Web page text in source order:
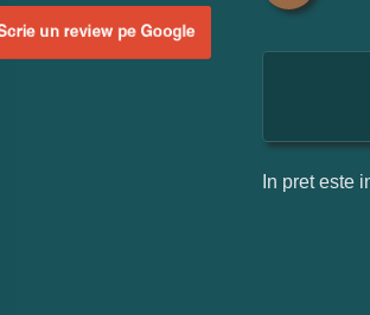
In pret este